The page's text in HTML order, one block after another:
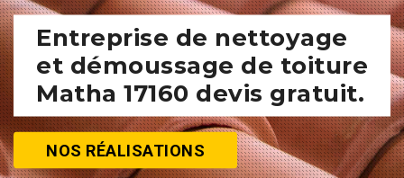
Entreprise de nettoyage
et démoussage de toiture
Matha 17160 devis gratuit.
NOS RÉALISATIONS